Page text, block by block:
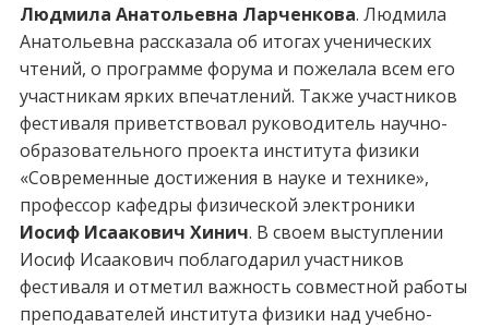
Людмила Анатольевна Ларченкова. Людмила
Анатольевна рассказала об итогах ученических
чтений, о программе форума и пожелала всем его
участникам ярких впечатлений. Также участников
фестиваля приветствовал руководитель научно-
образовательного проекта института физики
«Современные достижения в науке и технике»,
профессор кафедры физической электроники
Иосиф Исаакович Хинич. В своем выступлении
Иосиф Исаакович поблагодарил участников
фестиваля и отметил важность совместной работы
преподавателей института физики над учебно-